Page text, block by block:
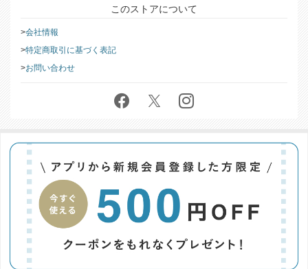
このストアについて
会社情報
特定商取引に基づく表記
お問い合わせ